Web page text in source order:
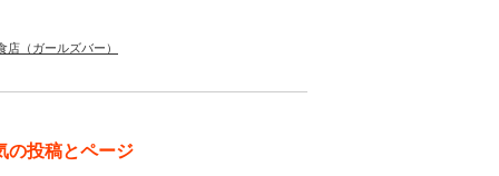
店（ガールズバー）
の投稿とページ